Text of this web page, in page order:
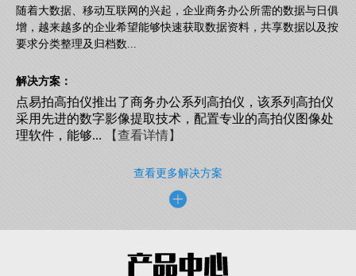
随着大数据、移动互联网的兴起，企业商务办公所需的数据与日俱
增，越来越多的企业希望能够快速获取数据资料，共享数据以及按
要求分类整理及归档数...
解决方案：
点易拍高拍仪推出了商务办公系列高拍仪，该系列高拍仪
采用先进的数字影像提取技术，配置专业的高拍仪图像处
理软件，能够...【查看详情】
查看更多解决方案